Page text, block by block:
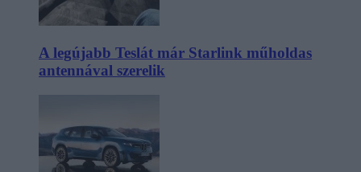
A legújabb Teslát már Starlink műholdas
antennával szerelik